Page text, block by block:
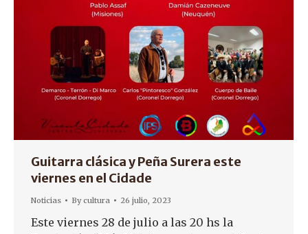
Guitarra clásica y Peña Surera este
viernes en el Cidade
Noticias Bycultura 26 julio, 2023
Este viernes 28 de julio a las 20 hs la